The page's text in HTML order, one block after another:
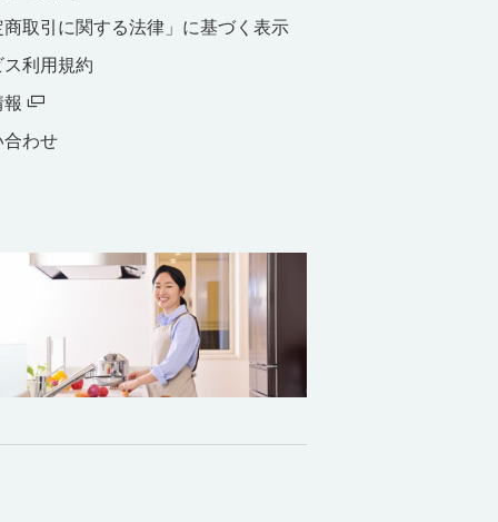
商取引に関する法律」に基づく表示
ス利用規約
合わせ